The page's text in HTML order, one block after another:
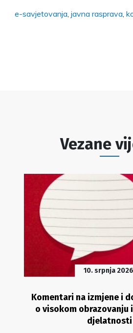
e-savjetovanja javna rasprava
Vezane
10. srpnja
Komentari na izmjene i
o visokom obrazovanju
djelatnosti